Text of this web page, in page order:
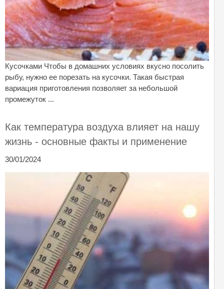
Кусочками Чтобы в домашних условиях вкусно посолить
рыбу, нужно ее порезать на кусочки. Такая быстрая
вариация приготовления позволяет за небольшой
промежуток ...
Как температура воздуха влияет на нашу
жизнь - основные факты и применение
30/01/2024